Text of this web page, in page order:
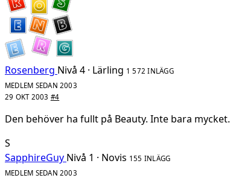
Rosenberg Nivå 4 · Lärling 1 572 INLÄGG
MEDLEM SEDAN 2003
29 OKT 2003 #4
Den behöver ha fullt på Beauty. Inte bara mycket.
S
SapphireGuy Nivå 1 · Novis 155 INLÄGG
MEDLEM SEDAN 2003